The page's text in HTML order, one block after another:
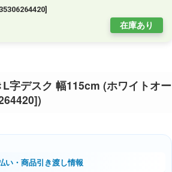
在庫あり
字デスク 幅115cm (ホワイトオー
い・商品引き渡し情報